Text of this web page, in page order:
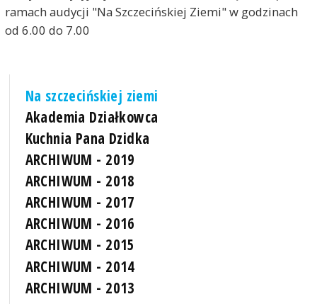
ramach audycji "Na Szczecińskiej Ziemi" w godzinach
od 6.00 do 7.00
Na szczecińskiej ziemi
Akademia Działkowca
Kuchnia Pana Dzidka
ARCHIWUM - 2019
ARCHIWUM - 2018
ARCHIWUM - 2017
ARCHIWUM - 2016
ARCHIWUM - 2015
ARCHIWUM - 2014
ARCHIWUM - 2013